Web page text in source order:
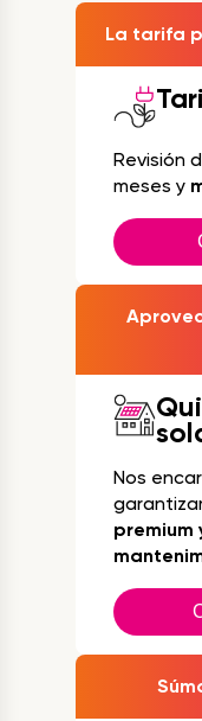
La tarifa
Revisión
meses y
Nos
premium